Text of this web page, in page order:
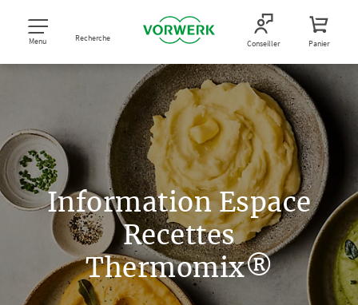
Menu Recherche Conseiller Panier
Information Espace
Recettes
Thermomix®